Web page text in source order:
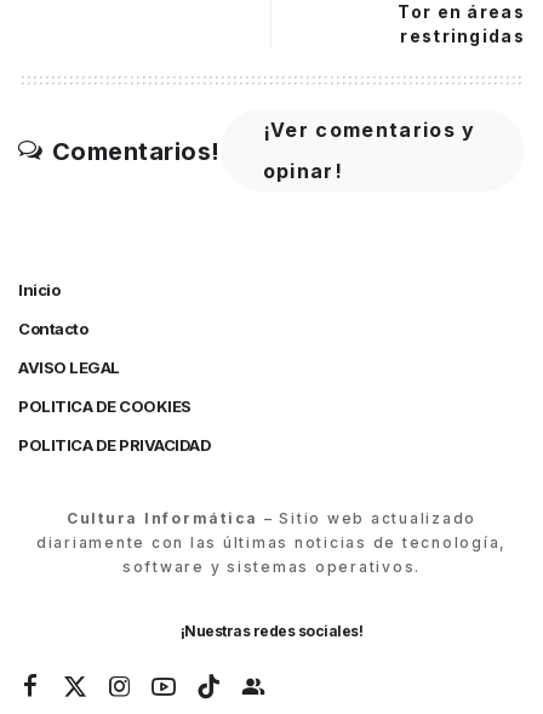
Tor en áreas
restringidas
Comentarios!
¡Ver comentarios y
opinar!
Inicio
Contacto
AVISO LEGAL
POLITICA DE COOKIES
POLITICA DE PRIVACIDAD
Cultura Informática – Sitio web actualizado
diariamente con las últimas noticias de tecnología,
software y sistemas operativos.
¡Nuestras redes sociales!